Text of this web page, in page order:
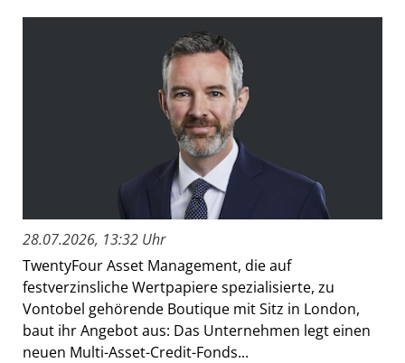
28.07.2026, 13:32 Uhr
TwentyFour Asset Management, die auf
festverzinsliche Wertpapiere spezialisierte, zu
Vontobel gehörende Boutique mit Sitz in London,
baut ihr Angebot aus: Das Unternehmen legt einen
neuen Multi-Asset-Credit-Fonds...